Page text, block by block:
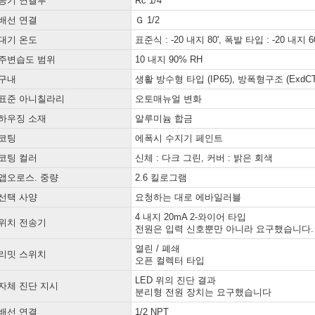
선 연결
Ｇ 1/2
기 온도
표준식 : -20 내지 80', 폭발 타입 : -20 내지
변습도 범위
10 내지 90% RH
내
생활 방수형 타입 (IP65), 방폭형구조
준 아니칠라리
오토매뉴얼 변화
우징 소재
알루미늄 합금
팅
에폭시 수지기 페인트
팅 컬러
신체 : 다크 그린, 커버 : 밝은 회색
오로스. 중량
2.6 킬로그램
택 사양
요청하는 대로 에바일러블
치 전송기
4 내지 20mA 2-와이어 타입
전원은 입력 신호뿐만 아니라 요구했습니다.
밋 스위치
열린 / 폐쇄
오픈 컬렉터 타입
체 진단 지시
LED 위의 진단 결과
분리형 전원 장치는 요구했습니다
선 연결
1/2 NPT